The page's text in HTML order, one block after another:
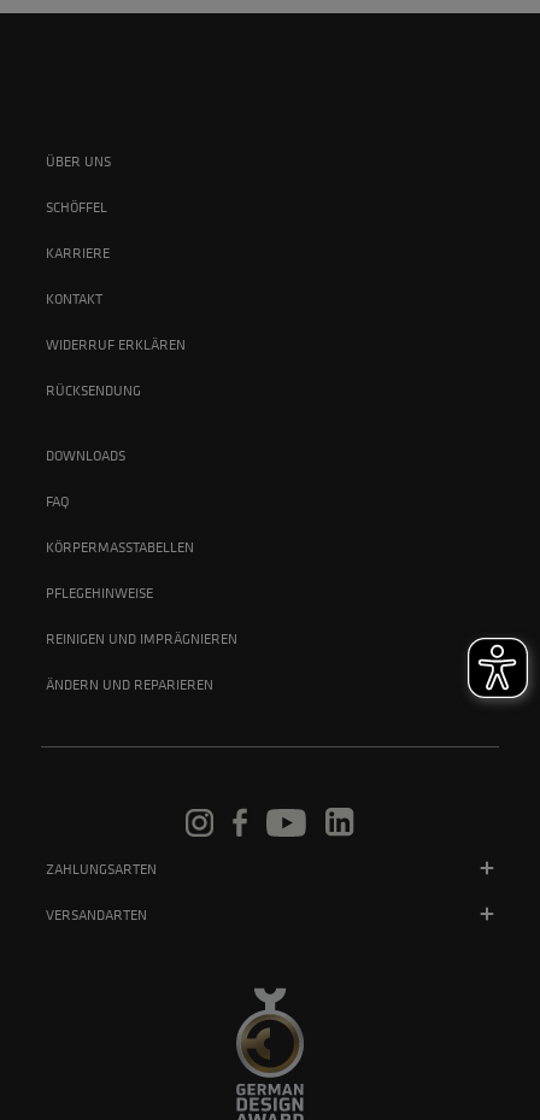
ÜBER UNS
SCHÖFFEL
KARRIERE
KONTAKT
WIDERRUF ERKLÄREN
RÜCKSENDUNG
DOWNLOADS
FAQ
KÖRPERMASSTABELLEN
PFLEGEHINWEISE
REINIGEN UND IMPRÄGNIEREN
ÄNDERN UND REPARIEREN
ZAHLUNGSARTEN
VERSANDARTEN